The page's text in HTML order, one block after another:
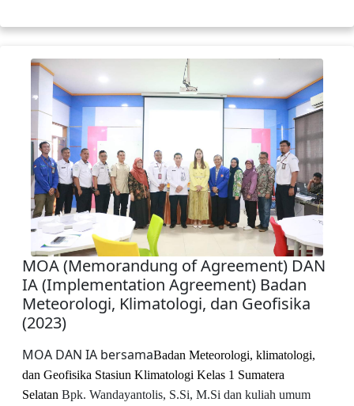
MOA (Memorandung of Agreement) DAN
IA (Implementation Agreement) Badan
Meteorologi, Klimatologi, dan Geofisika
(2023)
MOA DAN IA bersamaBadan Meteorologi, klimatologi,
dan Geofisika Stasiun Klimatologi Kelas 1 Sumatera
Selatan Bpk. Wandayantolis, S.Si, M.Si dan kuliah umum